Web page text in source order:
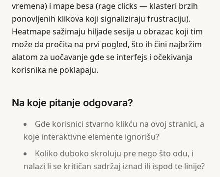
vremena) i mape besa (rage clicks — klasteri brzih
ponovljenih klikova koji signaliziraju frustraciju).
Heatmape sažimaju hiljade sesija u obrazac koji tim
može da pročita na prvi pogled, što ih čini najbržim
alatom za uočavanje gde se interfejs i očekivanja
korisnika ne poklapaju.
Na koje pitanje odgovara?
Gde korisnici stvarno klikću na ovoj stranici, a
koje interaktivne elemente ignorišu?
Koliko duboko skroluju pre nego što odu, i
nalazi li se kritičan sadržaj iznad ili ispod te linije?